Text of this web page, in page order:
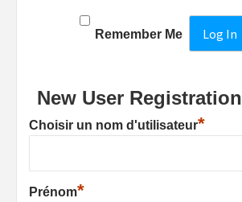
Remember Me
New User Registration
Choisir un nom d'utilisateur*
Prénom*